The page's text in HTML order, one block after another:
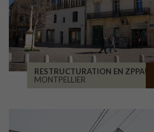
RESTRUCTURATION EN ZPPAUP
MONTPELLIER